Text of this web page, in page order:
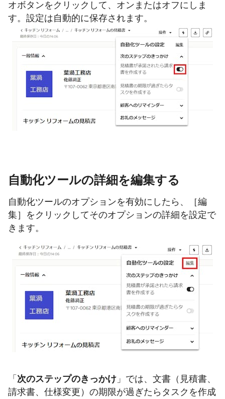
オボタンをクリックして、オンまたはオフにしま
す。設定は自動的に保存されます。
自動化ツールの詳細を編集する
自動化ツールのオプションを有効にしたら、［編
集］をクリックしてそのオプションの詳細を設定で
きます。
「 次のステップのきっかけ 」では、文書（見積書、
請求書、仕様変更）の期限が過ぎたらタスクを作成